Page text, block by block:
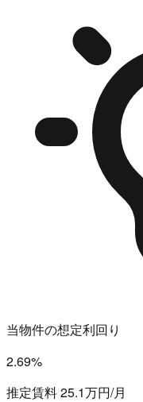
当物件の想定利回り
2.69%
推定賃料 25.1万円/月